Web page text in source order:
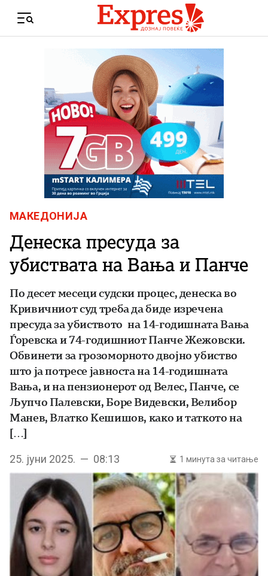
Menu
МАКЕДОНИЈА
Денеска пресуда за
убиствата на Вања и Панче
По десет месеци судски процес, денеска во
Кривичниот суд треба да биде изречена
пресуда за убиството на 14-годишната Вања
Ѓоревска и 74-годишниот Панче Жежовски.
Обвинети за грозоморното двојно убиство
што ја потресе јавноста на 14-годишната
Вања, и на пензионерот од Велес, Панче, се
Љупчо Палевски, Боре Видевски, Велибор
Манев, Влатко Кешишов, како и таткото на
[…]
25. јуни 2025. — 08:13 1 минута за читање